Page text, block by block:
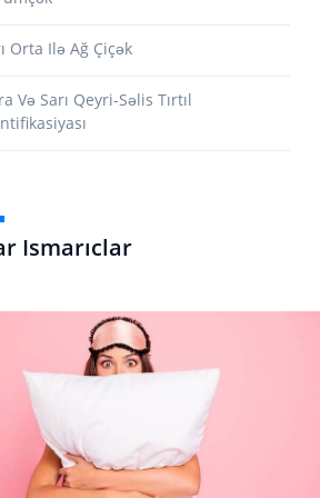
Orta Ilə Ağ Çiçək
Və Sarı Qeyri-Səlis Tırtıl
Ismarıclar